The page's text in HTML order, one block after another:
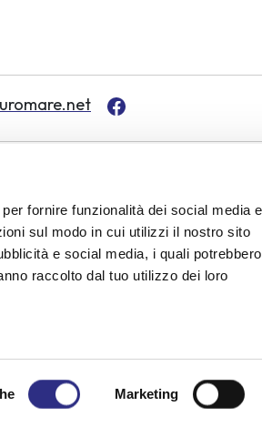
fornire funzionalità dei social media e
sul modo in cui utilizzi il nostro sito
e social media, i quali potrebbero
raccolto dal tuo utilizzo dei loro
Marketing